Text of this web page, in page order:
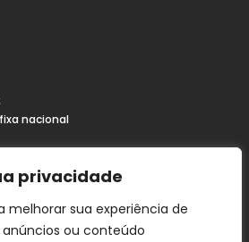
privacidade
melhorar sua experiência de
ou conteúdo
nacional
Maria, Zona Industrial da Lapa